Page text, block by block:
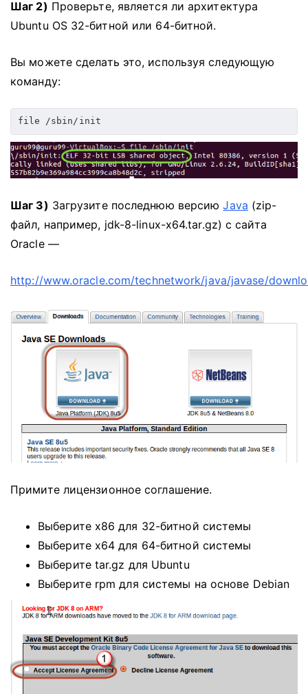
Шаг 2) Проверьте, является ли архитектура
Ubuntu OS 32-битной или 64-битной.
Вы можете сделать это, используя следующую
команду:
file /sbin/init
Шаг 3) Загрузите последнюю версиюJava (zip-
файл, например, jdk-8-linux-x64.tar.gz) с сайта
Oracle —
http://www.oracle.com/technetwork/java/javase/
Примите лицензионное соглашение.
Выберите x86 для 32-битной системы
Выберите x64 для 64-битной системы
Выберите tar.gz для Ubuntu
Выберите rpm для системы на основе Debian